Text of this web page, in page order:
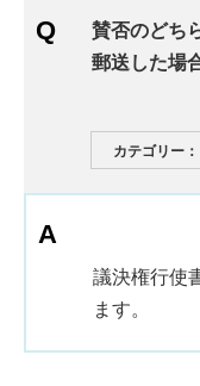
賛否のどち
郵送した場
カテゴリー：
議決権行使
ます。